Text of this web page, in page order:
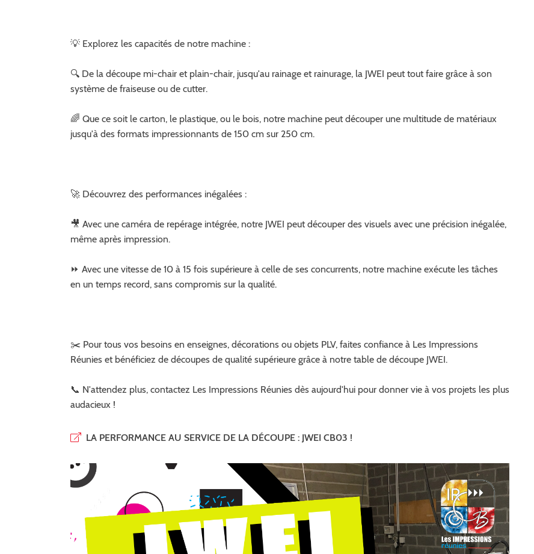
💡 Explorez les capacités de notre machine :
🔍 De la découpe mi-chair et plain-chair, jusqu'au rainage et rainurage, la JWEI peut tout faire grâce à son
système de fraiseuse ou de cutter.
🌈 Que ce soit le carton, le plastique, ou le bois, notre machine peut découper une multitude de matériaux
jusqu'à des formats impressionnants de 150 cm sur 250 cm.
🚀 Découvrez des performances inégalées :
🎥 Avec une caméra de repérage intégrée, notre JWEI peut découper des visuels avec une précision inégalée,
même après impression.
⏩ Avec une vitesse de 10 à 15 fois supérieure à celle de ses concurrents, notre machine exécute les tâches
en un temps record, sans compromis sur la qualité.
✂️ Pour tous vos besoins en enseignes, décorations ou objets PLV, faites confiance à Les Impressions
Réunies et bénéficiez de découpes de qualité supérieure grâce à notre table de découpe JWEI.
📞 N'attendez plus, contactez Les Impressions Réunies dès aujourd'hui pour donner vie à vos projets les plus
audacieux !
LA PERFORMANCE AU SERVICE DE LA DÉCOUPE : JWEI CB03 !